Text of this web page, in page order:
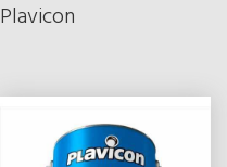
Plavicon